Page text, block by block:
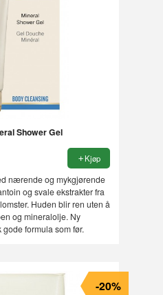
Shower Gel
Kjøp
nærende og mykgjørende
og svale ekstrakter fra
Huden blir ren uten å
og mineralolje. Ny
formula som før.
-20%